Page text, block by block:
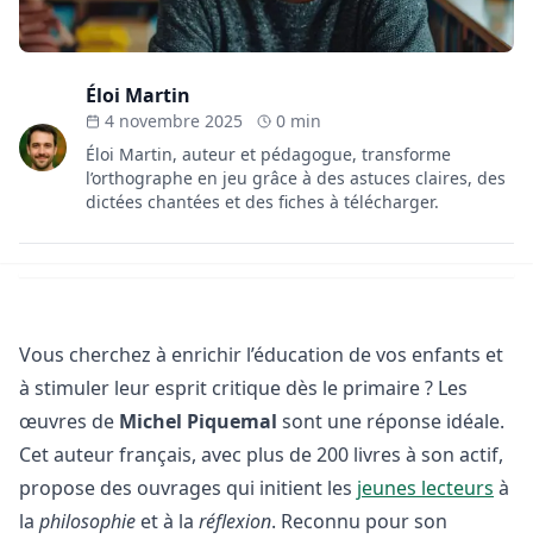
Éloi Martin
4 novembre 2025
0 min
Éloi Martin, auteur et pédagogue, transforme
l’orthographe en jeu grâce à des astuces claires, des
dictées chantées et des fiches à télécharger.
Vous cherchez à enrichir l’éducation de vos enfants et
à stimuler leur esprit critique dès le primaire ? Les
œuvres de Michel Piquemal sont une réponse idéale.
Cet auteur français, avec plus de 200 livres à son actif,
propose des ouvrages qui initient les jeunes lecteurs à
la philosophie et à la réflexion. Reconnu pour son